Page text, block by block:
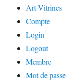
Art-Vitrines
Compte
Login
Logout
Membre
Mot de passe